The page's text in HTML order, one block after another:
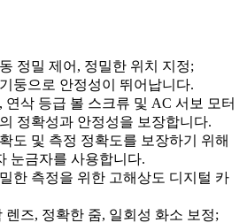
정밀 제어, 정밀한 위치 지정;
둥으로 안정성이 뛰어납니다.
연삭 등급 볼 스크류 및 AC 서보 모터
정확성과 안정성을 보장합니다.
도 및 측정 정확도를 보장하기 위해
눈금자를 사용합니다.
한 측정을 위한 고해상도 디지털 카
렌즈, 정확한 줌, 일회성 화소 보정;